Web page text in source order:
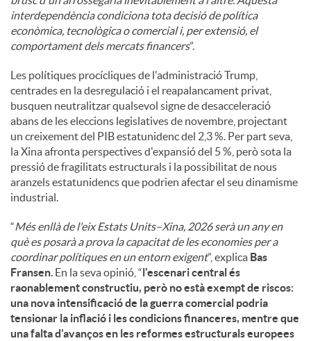
interdependència condiciona tota decisió de política
econòmica, tecnològica o comercial i, per extensió, el
comportament dels mercats financers”.
Les polítiques procícliques de l'administració Trump,
centrades en la desregulació i el reapalancament privat,
busquen neutralitzar qualsevol signe de desacceleració
abans de les eleccions legislatives de novembre, projectant
un creixement del PIB estatunidenc del 2,3 %. Per part seva,
la Xina afronta perspectives d'expansió del 5 %, però sota la
pressió de fragilitats estructurals i la possibilitat de nous
aranzels estatunidencs que podrien afectar el seu dinamisme
industrial.
“Més enllà de l'eix Estats Units–Xina, 2026 serà un any en
què es posarà a prova la capacitat de les economies per a
coordinar polítiques en un entorn exigent”, explica Bas
Fransen . En la seva opinió, “l'escenari central és
raonablement constructiu, però no està exempt de riscos:
una nova intensificació de la guerra comercial podria
tensionar la inflació i les condicions financeres, mentre que
una falta d'avanços en les reformes estructurals europees